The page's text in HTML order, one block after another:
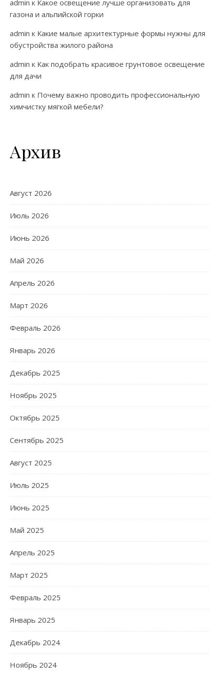
admin к Какое освещение лучше организовать для
газона и альпийской горки
admin к Какие малые архитектурные формы нужны для
обустройства жилого района
admin к Как подобрать красивое грунтовое освещение
для дачи
admin к Почему важно проводить профессиональную
химчистку мягкой мебели?
Архив
Август 2026
Июль 2026
Июнь 2026
Май 2026
Апрель 2026
Март 2026
Февраль 2026
Январь 2026
Декабрь 2025
Ноябрь 2025
Октябрь 2025
Сентябрь 2025
Август 2025
Июль 2025
Июнь 2025
Май 2025
Апрель 2025
Март 2025
Февраль 2025
Январь 2025
Декабрь 2024
Ноябрь 2024